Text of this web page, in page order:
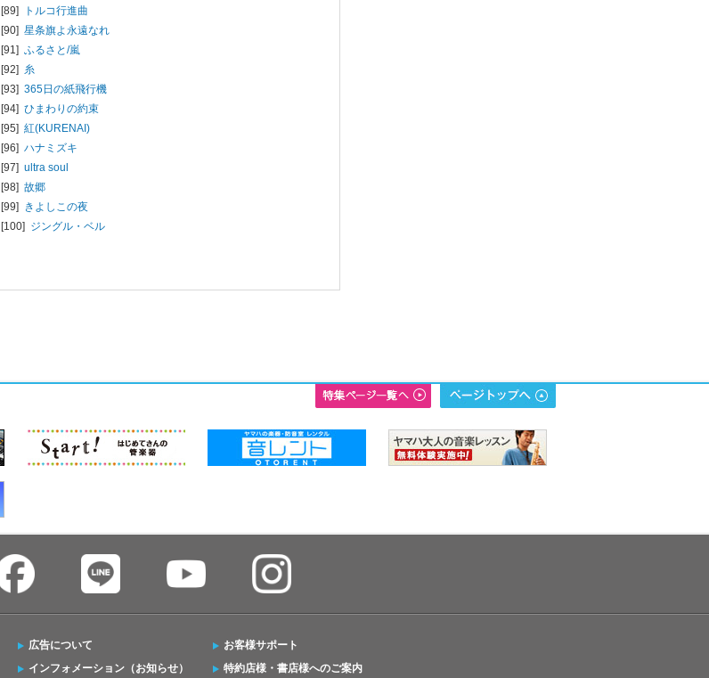
[89]
トルコ行進曲
[90] 星条旗よ永遠なれ
[91] ふるさと/嵐
[92] 糸
[93] 365日の紙飛行機
[94] ひまわりの約束
[95] 紅(KURENAI)
[96] ハナミズキ
[97] ultra soul
[98] 故郷
[99] きよしこの夜
[100] ジングル・ベル
広告について
インフォメーション（お知らせ）
お客様サポート
特約店様・書店様へのご案内